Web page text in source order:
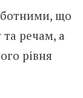
що
та речам, а
рівня